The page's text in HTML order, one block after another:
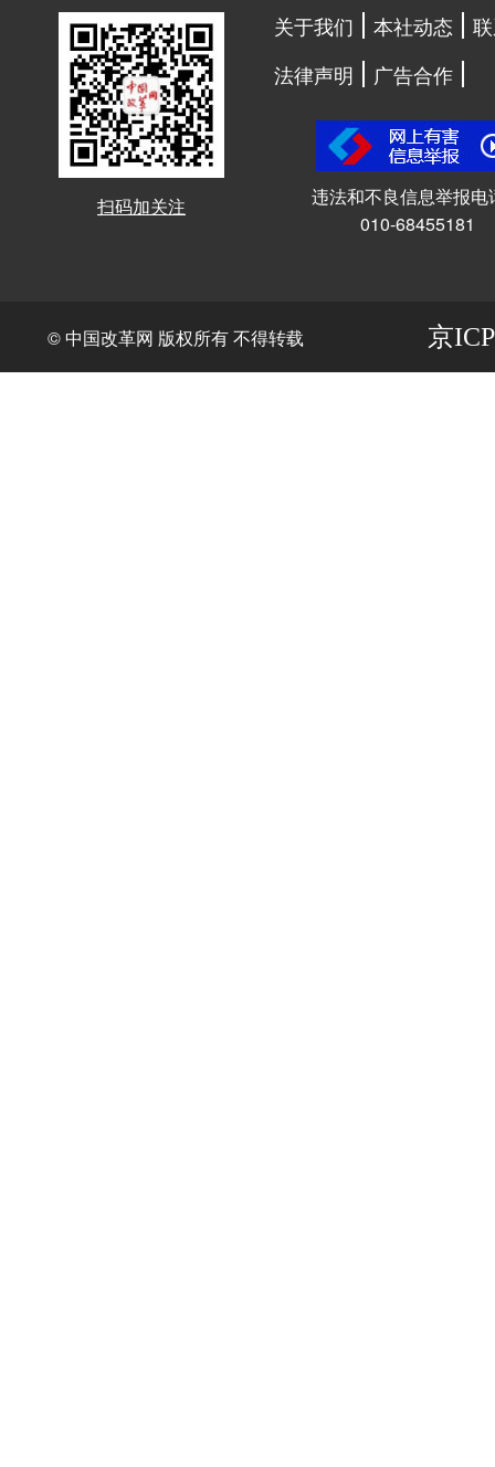
扫码加关注
关于我们 本社动态
法律声明
广告合作
违法和不良信息举报电
010-68455181
© 中国改革网 版权所有 不得转载 京